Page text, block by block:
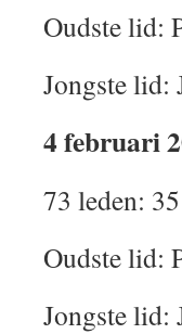
Oudste lid:
Jongste lid:
4 februari
73 leden:
Oudste lid:
Jongste lid: